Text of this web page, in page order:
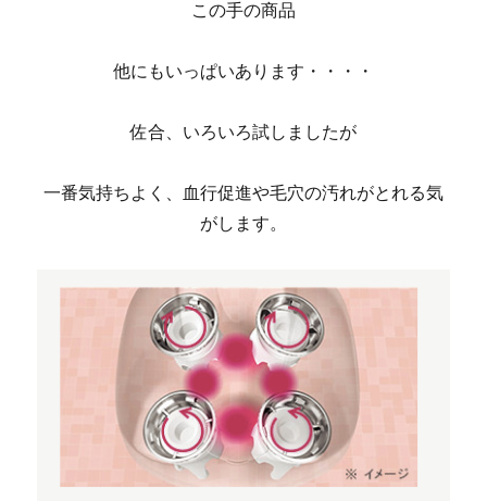
この手の商品
他にもいっぱいあります・・・・
佐合、いろいろ試しましたが
一番気持ちよく、血行促進や毛穴の汚れがとれる気
がします。